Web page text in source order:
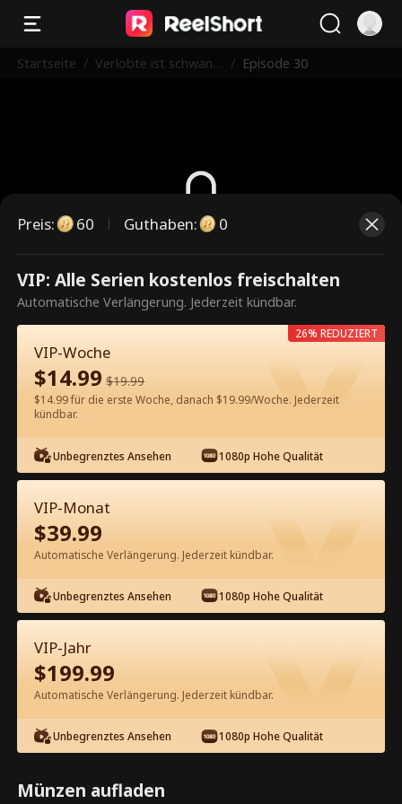
Startseite / Verlobte ist schwang
/ Episode 30
Dies ist eine kostenpflichtige
Episode. Bitte entsperren, um
weiterzusehen.
60Jetzt entsperren
Kostenlos in der App ansehen
Episode 30 - Verlobte ist schwanger
von meinem jüngeren Bruder
Kompletter Film
1-39
30 31 33 34
Preis: 60 Guthaben: 0
VIP: Alle Serien kostenlos freischalten
Automatische Verlängerung. Jederzeit kündbar.
VIP-Woche
$14.99 $19.99
$14.99 für die erste Woche, danach $19.99/Woche. Jederzeit
kündbar.
Unbegrenztes Ansehen 1080p Hohe Qualität
26% REDUZIERT
VIP-Monat
$39.99
Automatische Verlängerung. Jederzeit kündbar.
Unbegrenztes Ansehen 1080p Hohe Qualität
VIP-Jahr
$199.99
Automatische Verlängerung. Jederzeit kündbar.
Unbegrenztes Ansehen 1080p Hohe Qualität
Münzen aufladen